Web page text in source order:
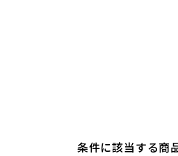
条件に該当する商